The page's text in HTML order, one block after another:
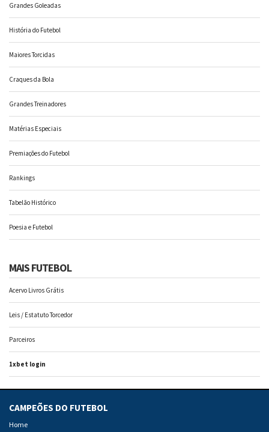
Grandes Goleadas
História do Futebol
Maiores Torcidas
Craques da Bola
Grandes Treinadores
Matérias Especiais
Premiações do Futebol
Rankings
Tabelão Histórico
Poesia e Futebol
MAIS FUTEBOL
Acervo Livros Grátis
Leis / Estatuto Torcedor
Parceiros
1xbet login
CAMPEÕES DO FUTEBOL
Home